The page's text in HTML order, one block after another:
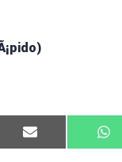
Compartir
en
Email
en